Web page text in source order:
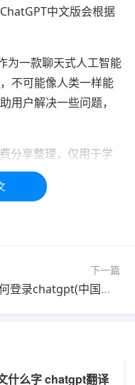
中文版会根据
为一款聊天式人工智能
不可能像人类一样能
用户解决一些问题，
分享整理，仅用于学
时处理！！！！
下一篇
如何登录chatgpt(中国如何登录chatGPT)
什么字 chatgpt翻译